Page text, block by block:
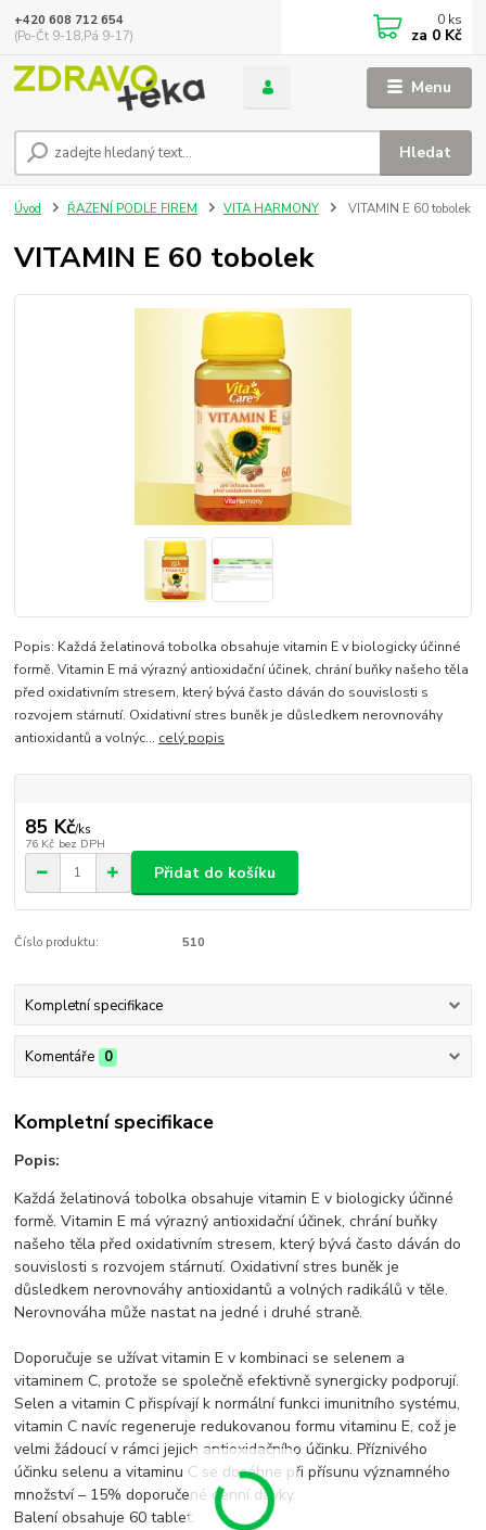
Menu
Hledat
+420 608 712 654
(Po-Čt 9-18,Pá 9-17)
0 ks
za 0 Kč
Úvod ŘAZENÍ PODLE FIREM VITA HARMONY VITAMIN E 60 tobolek
VITAMIN E 60 tobolek
Popis: Každá želatinová tobolka obsahuje vitamin E v biologicky účinné
formě. Vitamin E má výrazný antioxidační účinek, chrání buňky našeho těla
před oxidativním stresem, který bývá často dáván do souvislosti s
rozvojem stárnutí. Oxidativní stres buněk je důsledkem nerovnováhy
antioxidantů a volnýc... celý popis
85 Kč/ks
76 Kč bez DPH
Přidat do košíku
Číslo produktu: 510
Kompletní specifikace
Komentáře 0
Kompletní specifikace
Popis:
Každá želatinová tobolka obsahuje vitamin E v biologicky účinné
formě. Vitamin E má výrazný antioxidační účinek, chrání buňky
našeho těla před oxidativním stresem, který bývá často dáván do
souvislosti s rozvojem stárnutí. Oxidativní stres buněk je
důsledkem nerovnováhy antioxidantů a volných radikálů v těle.
Nerovnováha může nastat na jedné i druhé straně.
Doporučuje se užívat vitamin E v kombinaci se selenem a
vitaminem C, protože se společně efektivně synergicky podporují.
Selen a vitamin C přispívají k normální funkci imunitního systému,
vitamin C navíc regeneruje redukovanou formu vitaminu E, což je
velmi žádoucí v rámci jejich antioxidačního účinku. Příznivého
účinku selenu a vitaminu C se dosáhne při přísunu významného
množství – 15% doporučené denní dávky.
Balení obsahuje 60 tablet.